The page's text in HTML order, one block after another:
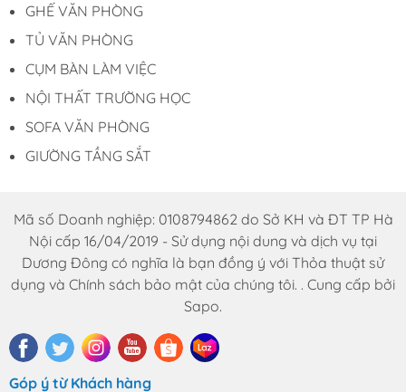
GHẾ VĂN PHÒNG
TỦ VĂN PHÒNG
CỤM BÀN LÀM VIỆC
NỘI THẤT TRƯỜNG HỌC
SOFA VĂN PHÒNG
GIƯỜNG TẦNG SẮT
Mã số Doanh nghiệp: 0108794862 do Sở KH và ĐT TP Hà
Nội cấp 16/04/2019 - Sử dụng nội dung và dịch vụ tại
Dương Đông có nghĩa là bạn đồng ý với Thỏa thuật sử
dụng và Chính sách bảo mật của chúng tôi. . Cung cấp bởi
Sapo.
Góp ý từ Khách hàng